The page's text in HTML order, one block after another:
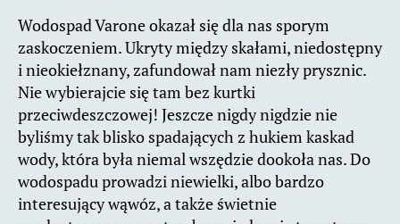
Wodospad Varone okazał się dla nas sporym
zaskoczeniem. Ukryty między skałami, niedostępny
i nieokiełznany, zafundował nam niezły prysznic.
Nie wybierajcie się tam bez kurtki
przeciwdeszczowej! Jeszcze nigdy nigdzie nie
byliśmy tak blisko spadających z hukiem kaskad
wody, która była niemal wszędzie dookoła nas. Do
wodospadu prowadzi niewielki, albo bardzo
interesujący wąwóz, a także świetnie